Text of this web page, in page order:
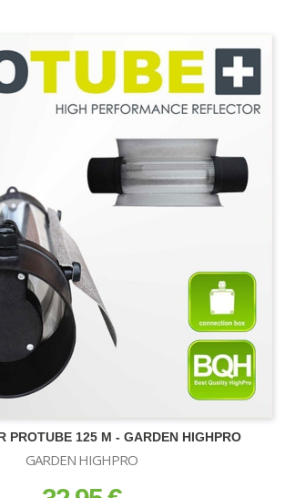
Terreau
Coco
PROTUBE 125 M - GARDEN HIGHPRO
GARDEN HIGHPRO
prix